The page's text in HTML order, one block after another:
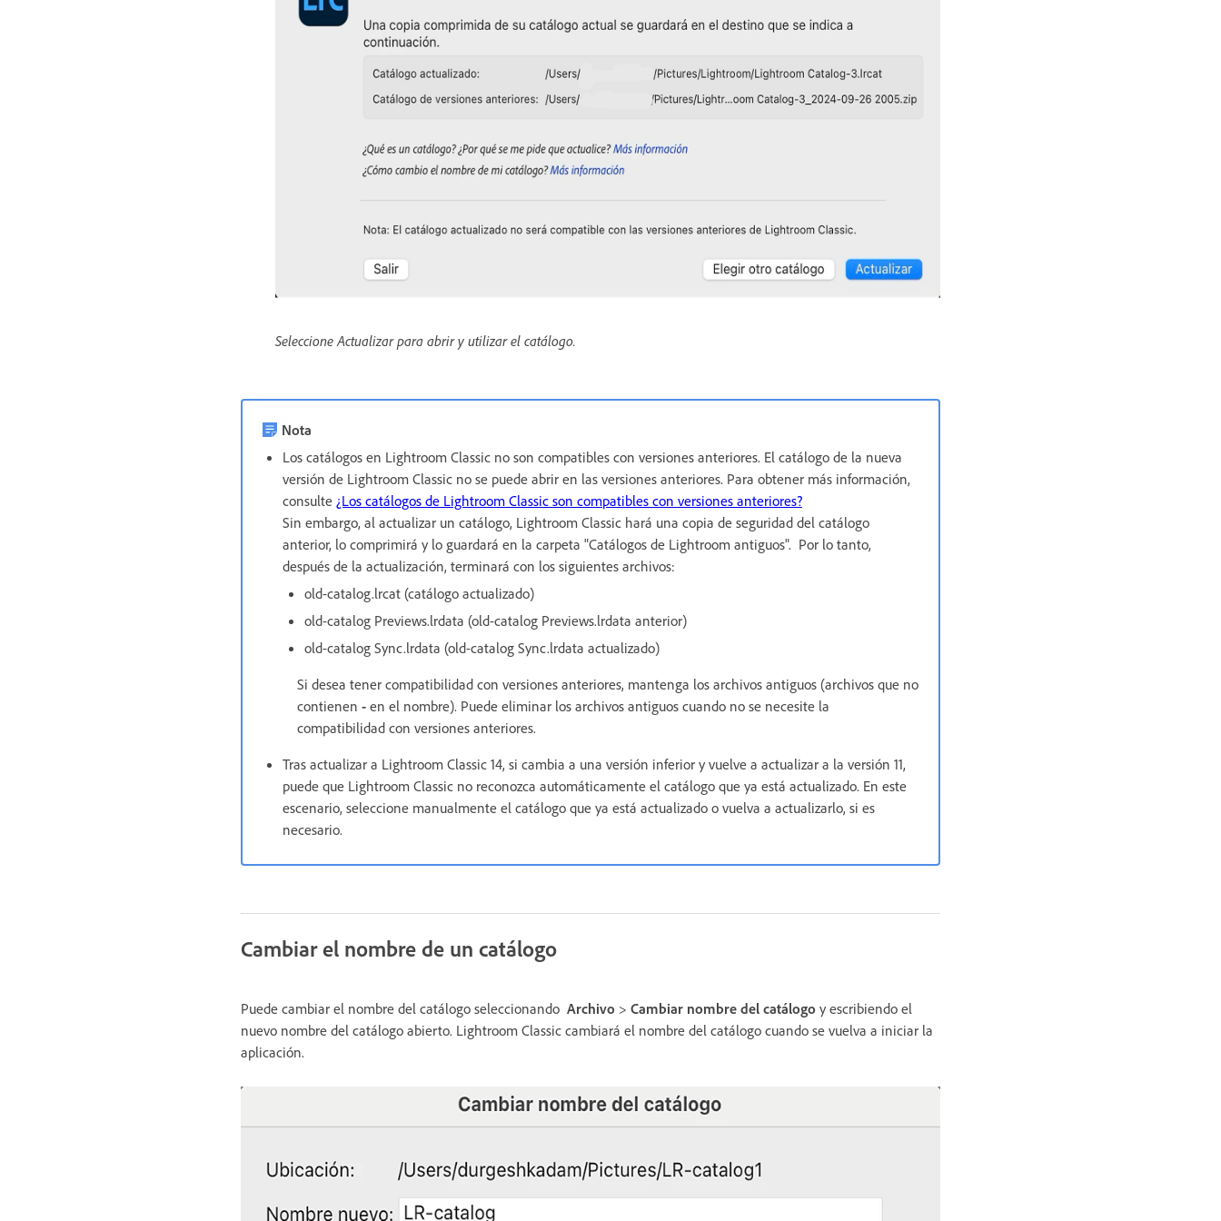
Seleccione Actualizar para abrir y utilizar el catálogo.
Nota
Los catálogos en Lightroom Classic no son compatibles con versiones anteriores. El catálogo de la nueva
versión de Lightroom Classic no se puede abrir en las versiones anteriores. Para obtener más información,
consulte ¿Los catálogos de Lightroom Classic son compatibles con versiones anteriores?
Sin embargo, al actualizar un catálogo, Lightroom Classic hará una copia de seguridad del catálogo
anterior, lo comprimirá y lo guardará en la carpeta "Catálogos de Lightroom antiguos". Por lo tanto,
después de la actualización, terminará con los siguientes archivos:
old-catalog.lrcat (catálogo actualizado)
old-catalog Previews.lrdata (old-catalog Previews.lrdata anterior)
old-catalog Sync.lrdata (old-catalog Sync.lrdata actualizado)
Si desea tener compatibilidad con versiones anteriores, mantenga los archivos antiguos (archivos que no
contienen - en el nombre). Puede eliminar los archivos antiguos cuando no se necesite la
compatibilidad con versiones anteriores.
Tras actualizar a Lightroom Classic 14, si cambia a una versión inferior y vuelve a actualizar a la versión 11,
puede que Lightroom Classic no reconozca automáticamente el catálogo que ya está actualizado. En este
escenario, seleccione manualmente el catálogo que ya está actualizado o vuelva a actualizarlo, si es
necesario.
Cambiar el nombre de un catálogo
Puede cambiar el nombre del catálogo seleccionando Archivo > Cambiar nombre del catálogo y escribiendo el
nuevo nombre del catálogo abierto. Lightroom Classic cambiará el nombre del catálogo cuando se vuelva a iniciar la
aplicación.